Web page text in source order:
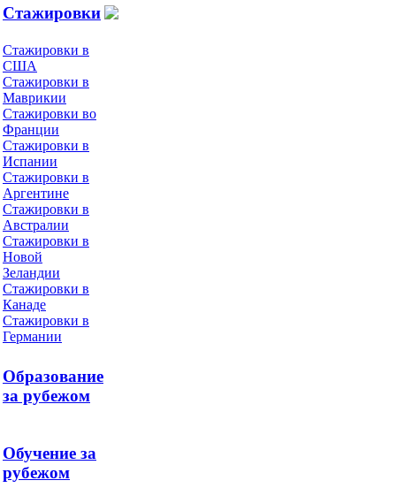
Стажировки
Стажировки в
США
Стажировки в
Маврикии
Стажировки во
Франции
Стажировки в
Испании
Стажировки в
Аргентине
Стажировки в
Австралии
Стажировки в
Новой
Зеландии
Стажировки в
Канаде
Стажировки в
Германии
Образование
за рубежом
Обучение за
рубежом